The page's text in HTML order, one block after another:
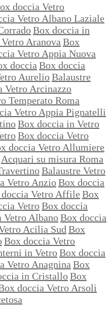
doccia Vetro
Vetro Albano Laziale
Box doccia in
Aranova Box
Vetro Appia Nuova
doccia Box doccia
AurelioBalaustre
Vetro Arcinazzo
Temperato Roma
Vetro Appia Pignatelli
Box doccia in Vetro
Box doccia Vetro
doccia Vetro Allumiere
Acquari su misura Roma
Balaustre Vetro
Vetro AnzioBox doccia
Vetro Affile Box
VetroBox doccia
Vetro AlbanoBox doccia
Acilia Sud Box
Box doccia Vetro
in VetroBox doccia
Vetro Anagnina Box
in CristalloBox
doccia Vetro Arsoli